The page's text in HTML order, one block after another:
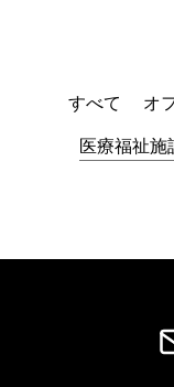
すべて オ
医療福祉施